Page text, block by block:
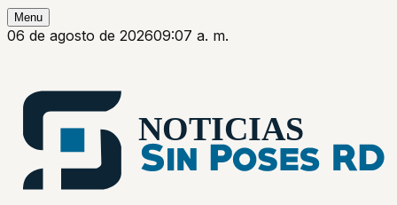
Menu
06 de agosto de 202609:07 a. m.